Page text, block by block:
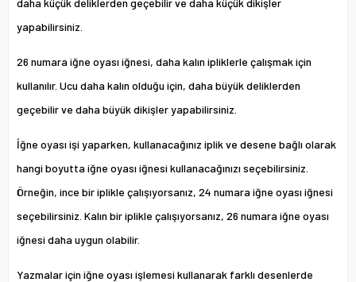
daha küçük deliklerden geçebilir ve daha küçük dikişler
yapabilirsiniz.
26 numara iğne oyası iğnesi, daha kalın ipliklerle çalışmak için
kullanılır. Ucu daha kalın olduğu için, daha büyük deliklerden
geçebilir ve daha büyük dikişler yapabilirsiniz.
İğne oyası işi yaparken, kullanacağınız iplik ve desene bağlı olarak
hangi boyutta iğne oyası iğnesi kullanacağınızı seçebilirsiniz.
Örneğin, ince bir iplikle çalışıyorsanız, 24 numara iğne oyası iğnesi
seçebilirsiniz. Kalın bir iplikle çalışıyorsanız, 26 numara iğne oyası
iğnesi daha uygun olabilir.
Yazmalar için iğne oyası işlemesi kullanarak farklı desenlerde